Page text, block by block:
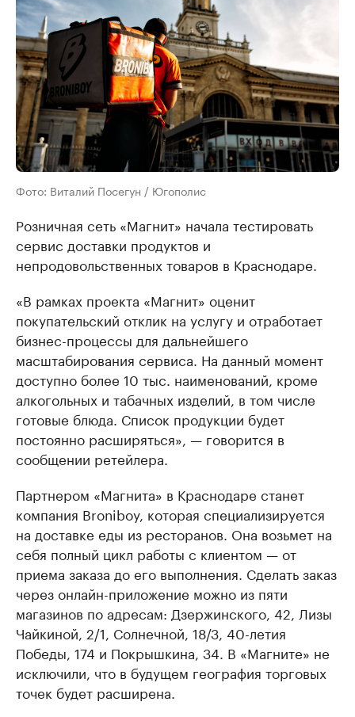
Фото: Виталий Посегун / Югополис
Розничная сеть «Магнит» начала тестировать
сервис доставки продуктов и
непродовольственных товаров в Краснодаре.
«В рамках проекта «Магнит» оценит
покупательский отклик на услугу и отработает
бизнес-процессы для дальнейшего
масштабирования сервиса. На данный момент
доступно более 10 тыс. наименований, кроме
алкогольных и табачных изделий, в том числе
готовые блюда. Список продукции будет
постоянно расширяться», — говорится в
сообщении ретейлера.
Партнером «Магнита» в Краснодаре станет
компания Broniboy, которая специализируется
на доставке еды из ресторанов. Она возьмет на
себя полный цикл работы с клиентом — от
приема заказа до его выполнения. Сделать заказ
через онлайн-приложение можно из пяти
магазинов по адресам: Дзержинского, 42, Лизы
Чайкиной, 2/1, Солнечной, 18/3, 40-летия
Победы, 174 и Покрышкина, 34. В «Магните» не
исключили, что в будущем география торговых
точек будет расширена.